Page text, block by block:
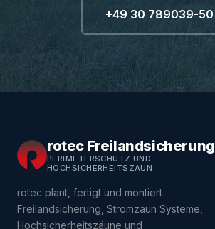
+49 30 789039-50
rotec Freilandsicherung
PERIMETERSCHUTZ UND
HOCHSICHERHEITSZAUN
rotec plant, fertigt und montiert
Freilandsicherung, Stromzaun Systeme,
Hochsicherheitszäune und